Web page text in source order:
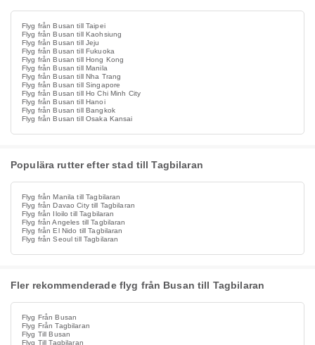
Flyg från Busan till Taipei
Flyg från Busan till Kaohsiung
Flyg från Busan till Jeju
Flyg från Busan till Fukuoka
Flyg från Busan till Hong Kong
Flyg från Busan till Manila
Flyg från Busan till Nha Trang
Flyg från Busan till Singapore
Flyg från Busan till Ho Chi Minh City
Flyg från Busan till Hanoi
Flyg från Busan till Bangkok
Flyg från Busan till Osaka Kansai
Populära rutter efter stad till Tagbilaran
Flyg från Manila till Tagbilaran
Flyg från Davao City till Tagbilaran
Flyg från Iloilo till Tagbilaran
Flyg från Angeles till Tagbilaran
Flyg från El Nido till Tagbilaran
Flyg från Seoul till Tagbilaran
Fler rekommenderade flyg från Busan till Tagbilaran
Flyg Från Busan
Flyg Från Tagbilaran
Flyg Till Busan
Flyg Till Tagbilaran